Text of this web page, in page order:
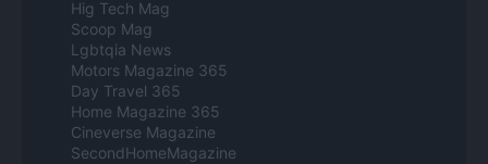
Hig Tech Mag
Scoop Mag
Lgbtqia News
Motors Magazine 365
Day Travel 365
Home Magazine 365
Cineverse Magazine
SecondHomeMagazine